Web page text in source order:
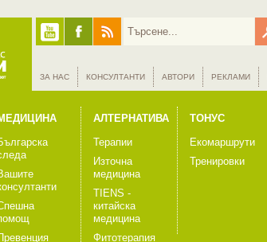
ЗА НАС КОНСУЛТАНТИ АВТОРИ РЕКЛАМИ
АЛТЕРНАТИВА
Терапии
Източна
медицина
TIENS -
китайска
медицина
Фитотерапия
ТОНУС
Екомаршрути
Тренировки